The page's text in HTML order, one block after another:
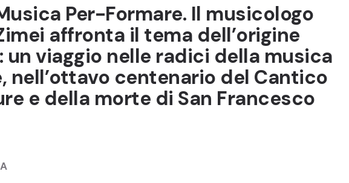
Per-Formare. Il musicologo
affronta il tema dell’origine
un viaggio nelle radici della musica
nell’ottavo centenario del Cantico
e della morte di San Francesco